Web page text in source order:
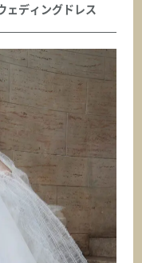
ェディングドレス